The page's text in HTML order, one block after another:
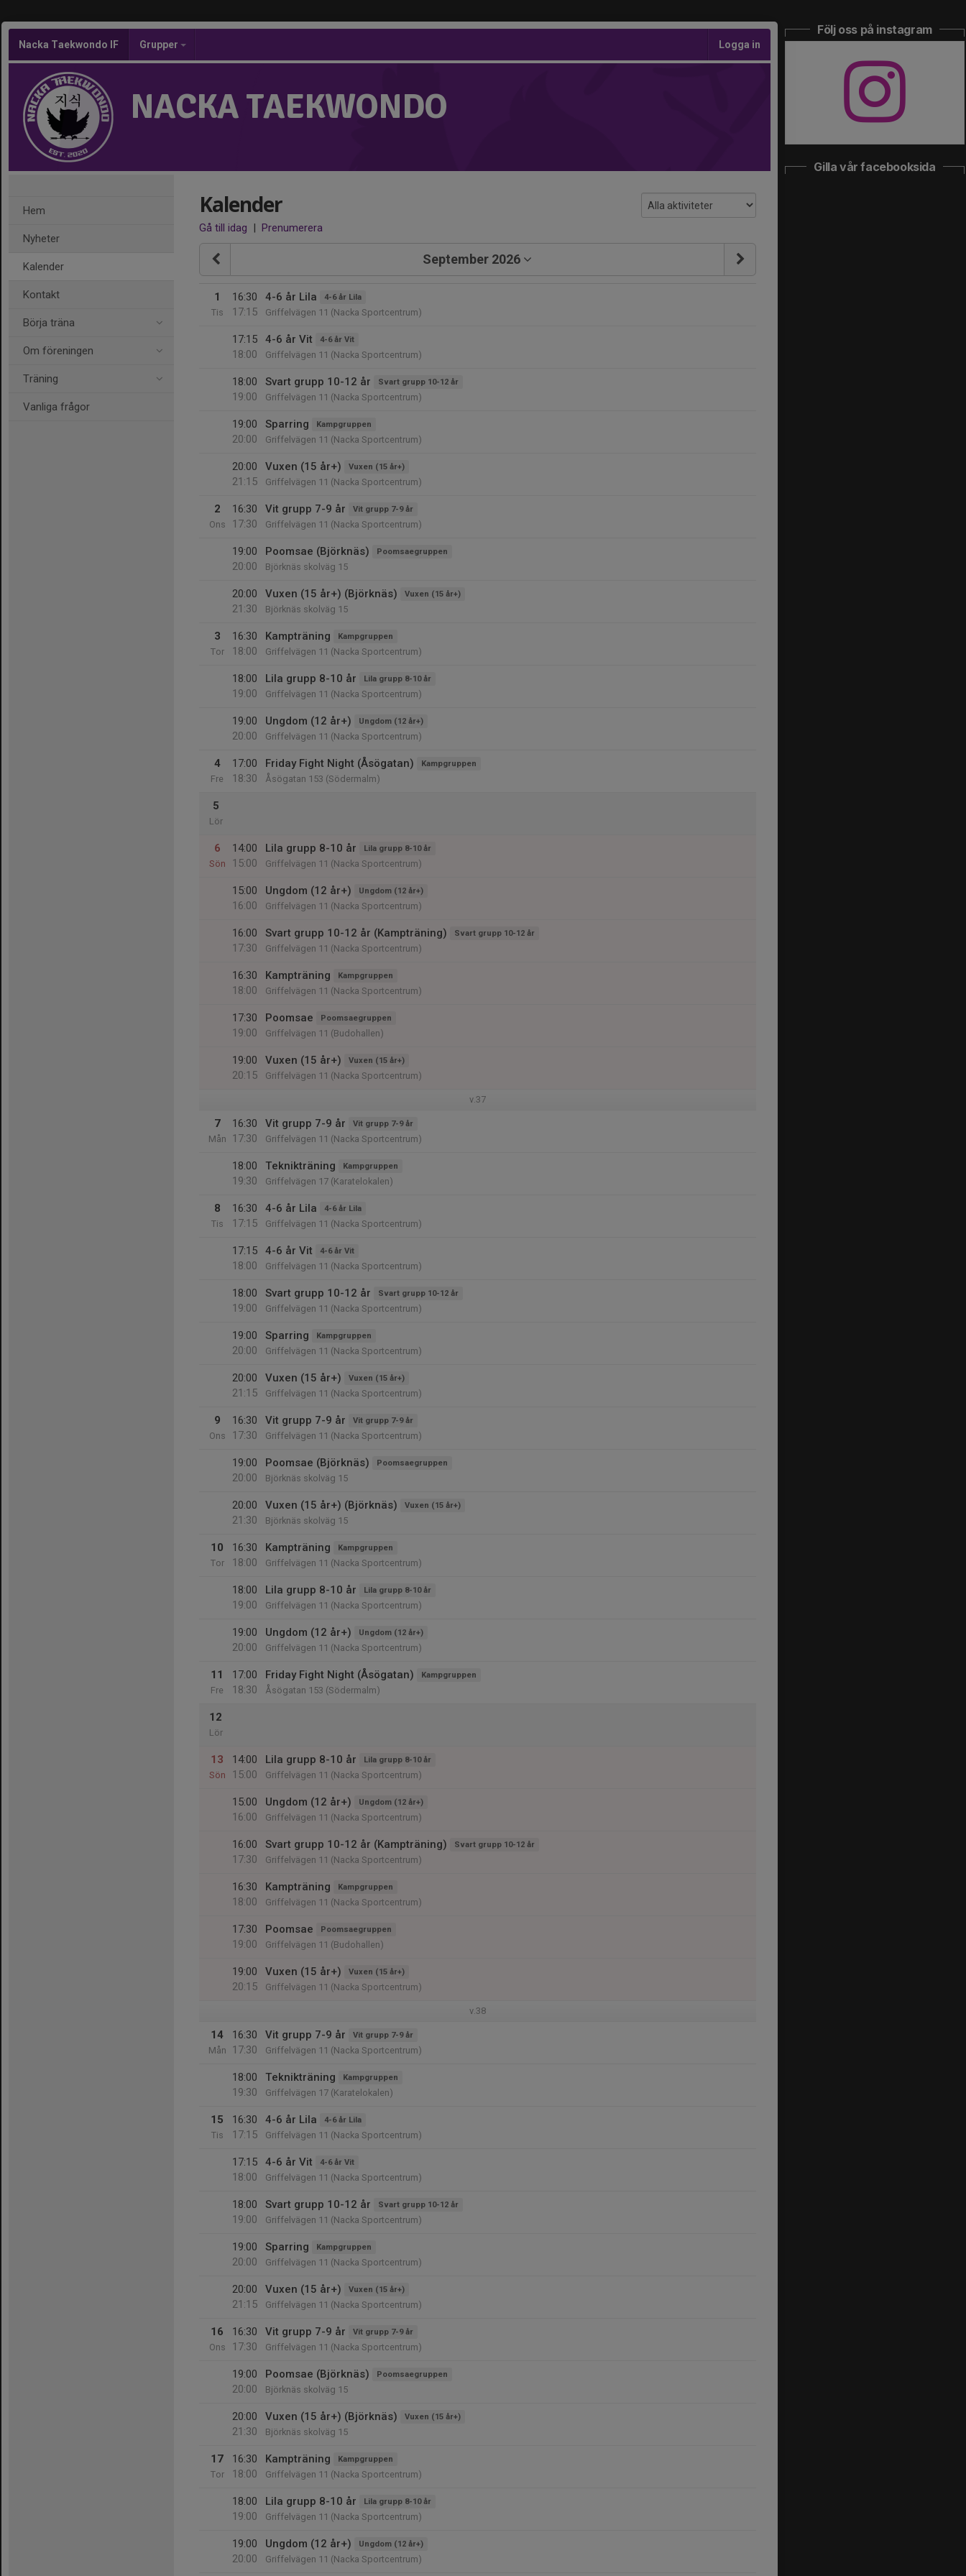
Nacka Taekwondo IF Grupper Logga in
NACKA TAEKWONDO
Hem
Nyheter
Kalender
Kontakt
Börja träna
Om föreningen
Träning
Vanliga frågor
Kalender
Gå till idag | Prenumerera
September 2026
1
Tis
16:30
17:15
4-6 år Lila 4-6 år Lila
Griffelvägen 11 (Nacka Sportcentrum)
17:15
18:00
4-6 år Vit 4-6 år Vit
Griffelvägen 11 (Nacka Sportcentrum)
18:00
19:00
Svart grupp 10-12 år Svart grupp 10-12 år
Griffelvägen 11 (Nacka Sportcentrum)
19:00
20:00
Sparring Kampgruppen
Griffelvägen 11 (Nacka Sportcentrum)
20:00
21:15
Vuxen (15 år+) Vuxen (15 år+)
Griffelvägen 11 (Nacka Sportcentrum)
2
Ons
16:30
17:30
Vit grupp 7-9 år Vit grupp 7-9 år
Griffelvägen 11 (Nacka Sportcentrum)
19:00
20:00
Poomsae (Björknäs) Poomsaegruppen
Björknäs skolväg 15
20:00
21:30
Vuxen (15 år+) (Björknäs) Vuxen (15 år+)
Björknäs skolväg 15
3
Tor
16:30
18:00
Kampträning Kampgruppen
Griffelvägen 11 (Nacka Sportcentrum)
18:00
19:00
Lila grupp 8-10 år Lila grupp 8-10 år
Griffelvägen 11 (Nacka Sportcentrum)
19:00
20:00
Ungdom (12 år+) Ungdom (12 år+)
Griffelvägen 11 (Nacka Sportcentrum)
4
Fre
17:00
18:30
Friday Fight Night (Åsögatan) Kampgruppen
Åsögatan 153 (Södermalm)
5
Lör
6
Sön
14:00
15:00
Lila grupp 8-10 år Lila grupp 8-10 år
Griffelvägen 11 (Nacka Sportcentrum)
15:00
16:00
Ungdom (12 år+) Ungdom (12 år+)
Griffelvägen 11 (Nacka Sportcentrum)
16:00
17:30
Svart grupp 10-12 år (Kampträning) Svart grupp 10-12 år
Griffelvägen 11 (Nacka Sportcentrum)
16:30
18:00
Kampträning Kampgruppen
Griffelvägen 11 (Nacka Sportcentrum)
17:30
19:00
Poomsae Poomsaegruppen
Griffelvägen 11 (Budohallen)
19:00
20:15
Vuxen (15 år+) Vuxen (15 år+)
Griffelvägen 11 (Nacka Sportcentrum)
v.37
7
Mån
16:30
17:30
Vit grupp 7-9 år Vit grupp 7-9 år
Griffelvägen 11 (Nacka Sportcentrum)
18:00
19:30
Teknikträning Kampgruppen
Griffelvägen 17 (Karatelokalen)
8
Tis
16:30
17:15
4-6 år Lila 4-6 år Lila
Griffelvägen 11 (Nacka Sportcentrum)
17:15
18:00
4-6 år Vit 4-6 år Vit
Griffelvägen 11 (Nacka Sportcentrum)
18:00
19:00
Svart grupp 10-12 år Svart grupp 10-12 år
Griffelvägen 11 (Nacka Sportcentrum)
19:00
20:00
Sparring Kampgruppen
Griffelvägen 11 (Nacka Sportcentrum)
20:00
21:15
Vuxen (15 år+) Vuxen (15 år+)
Griffelvägen 11 (Nacka Sportcentrum)
9
Ons
16:30
17:30
Vit grupp 7-9 år Vit grupp 7-9 år
Griffelvägen 11 (Nacka Sportcentrum)
19:00
20:00
Poomsae (Björknäs) Poomsaegruppen
Björknäs skolväg 15
20:00
21:30
Vuxen (15 år+) (Björknäs) Vuxen (15 år+)
Björknäs skolväg 15
10
Tor
16:30
18:00
Kampträning Kampgruppen
Griffelvägen 11 (Nacka Sportcentrum)
18:00
19:00
Lila grupp 8-10 år Lila grupp 8-10 år
Griffelvägen 11 (Nacka Sportcentrum)
19:00
20:00
Ungdom (12 år+) Ungdom (12 år+)
Griffelvägen 11 (Nacka Sportcentrum)
11
Fre
17:00
18:30
Friday Fight Night (Åsögatan) Kampgruppen
Åsögatan 153 (Södermalm)
12
Lör
13
Sön
14:00
15:00
Lila grupp 8-10 år Lila grupp 8-10 år
Griffelvägen 11 (Nacka Sportcentrum)
15:00
16:00
Ungdom (12 år+) Ungdom (12 år+)
Griffelvägen 11 (Nacka Sportcentrum)
16:00
17:30
Svart grupp 10-12 år (Kampträning) Svart grupp 10-12 år
Griffelvägen 11 (Nacka Sportcentrum)
16:30
18:00
Kampträning Kampgruppen
Griffelvägen 11 (Nacka Sportcentrum)
17:30
19:00
Poomsae Poomsaegruppen
Griffelvägen 11 (Budohallen)
19:00
20:15
Vuxen (15 år+) Vuxen (15 år+)
Griffelvägen 11 (Nacka Sportcentrum)
v.38
14
Mån
16:30
17:30
Vit grupp 7-9 år Vit grupp 7-9 år
Griffelvägen 11 (Nacka Sportcentrum)
18:00
19:30
Teknikträning Kampgruppen
Griffelvägen 17 (Karatelokalen)
15
Tis
16:30
17:15
4-6 år Lila 4-6 år Lila
Griffelvägen 11 (Nacka Sportcentrum)
17:15
18:00
4-6 år Vit 4-6 år Vit
Griffelvägen 11 (Nacka Sportcentrum)
18:00
19:00
Svart grupp 10-12 år Svart grupp 10-12 år
Griffelvägen 11 (Nacka Sportcentrum)
19:00
20:00
Sparring Kampgruppen
Griffelvägen 11 (Nacka Sportcentrum)
20:00
21:15
Vuxen (15 år+) Vuxen (15 år+)
Griffelvägen 11 (Nacka Sportcentrum)
16
Ons
16:30
17:30
Vit grupp 7-9 år Vit grupp 7-9 år
Griffelvägen 11 (Nacka Sportcentrum)
19:00
20:00
Poomsae (Björknäs) Poomsaegruppen
Björknäs skolväg 15
20:00
21:30
Vuxen (15 år+) (Björknäs) Vuxen (15 år+)
Björknäs skolväg 15
17
Tor
16:30
18:00
Kampträning Kampgruppen
Griffelvägen 11 (Nacka Sportcentrum)
18:00
19:00
Lila grupp 8-10 år Lila grupp 8-10 år
Griffelvägen 11 (Nacka Sportcentrum)
19:00
20:00
Ungdom (12 år+) Ungdom (12 år+)
Griffelvägen 11 (Nacka Sportcentrum)
Följ oss på instagram
Gilla vår facebooksida